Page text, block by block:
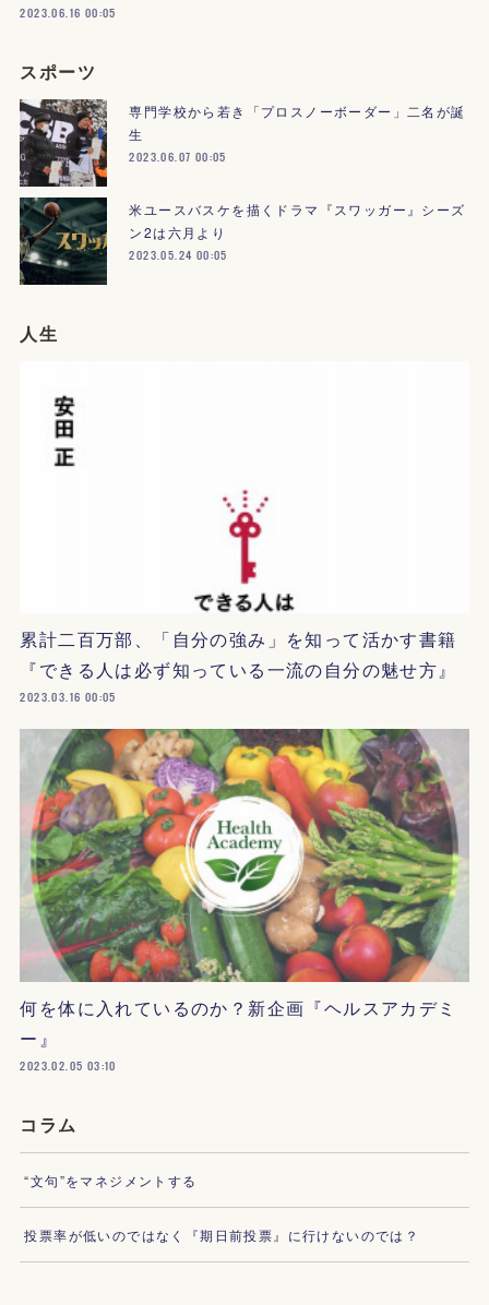
2023.06.16 00:05
スポーツ
専門学校から若き「プロスノーボーダー」二名が誕
生
2023.06.07 00:05
米ユースバスケを描くドラマ『スワッガー』シーズ
ン2は六月より
2023.05.24 00:05
人生
累計二百万部、「自分の強み」を知って活かす書籍
『できる人は必ず知っている一流の自分の魅せ方』
2023.03.16 00:05
何を体に入れているのか？新企画『ヘルスアカデミ
ー』
2023.02.05 03:10
コラム
“文句”をマネジメントする
投票率が低いのではなく『期日前投票』に行けないのでは？